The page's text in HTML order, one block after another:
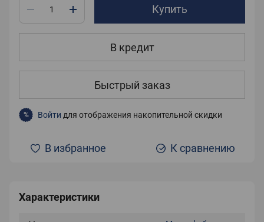
Купить
В кредит
Быстрый заказ
% Войти для отображения накопительной скидки
В избранное К сравнению
Характеристики